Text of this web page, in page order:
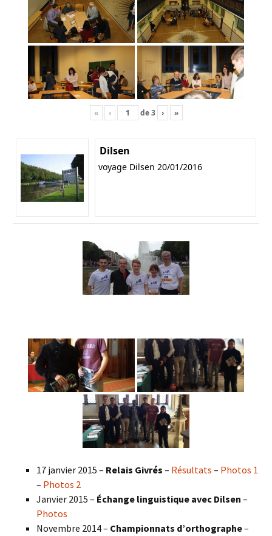
« ‹ de3 › »
Dilsen
voyage Dilsen 20/01/2016
17 janvier 2015 – Relais Givrés – Résultats – Photos 1
– Photos 2
Janvier 2015 – Échange linguistique avec Dilsen –
Photos
Novembre 2014 – Championnats d’orthographe–